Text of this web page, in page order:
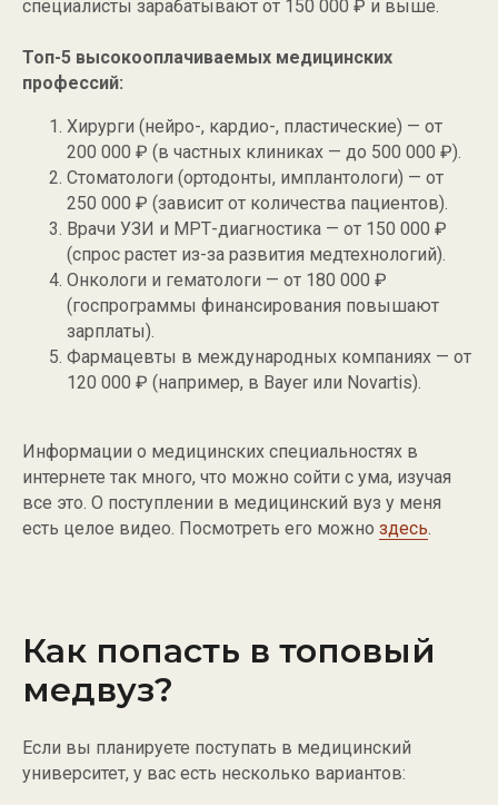
специалисты зарабатывают от 150 000 ₽ и выше.
Топ-5 высокооплачиваемых медицинских
профессий:
Хирурги (нейро-, кардио-, пластические) — от
200 000 ₽ (в частных клиниках — до 500 000 ₽).
Стоматологи (ортодонты, имплантологи) — от
250 000 ₽ (зависит от количества пациентов).
Врачи УЗИ и МРТ-диагностика — от 150 000 ₽
(спрос растет из-за развития медтехнологий).
Онкологи и гематологи — от 180 000 ₽
(госпрограммы финансирования повышают
зарплаты).
Фармацевты в международных компаниях — от
120 000 ₽ (например, в Bayer или Novartis).
Информации о медицинских специальностях в
интернете так много, что можно сойти с ума, изучая
все это. О поступлении в медицинский вуз у меня
есть целое видео. Посмотреть его можно здесь.
Как попасть в топовый
медвуз?
Если вы планируете поступать в медицинский
университет, у вас есть несколько вариантов: